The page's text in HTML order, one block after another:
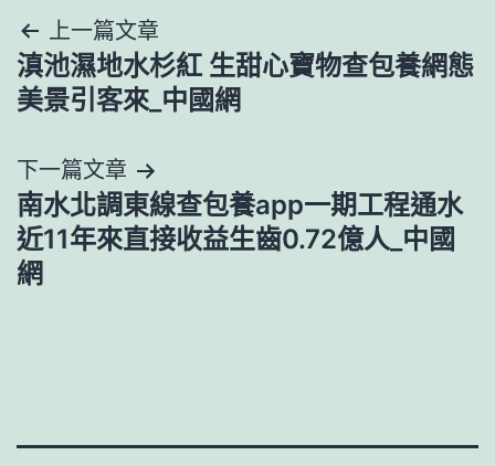
文
章
覽
上一篇文章
滇池濕地水杉紅 生甜心寶物查包養網態
美景引客來_中國網
下一篇文章
南水北調東線查包養app一期工程通水
近11年來直接收益生齒0.72億人_中國
網